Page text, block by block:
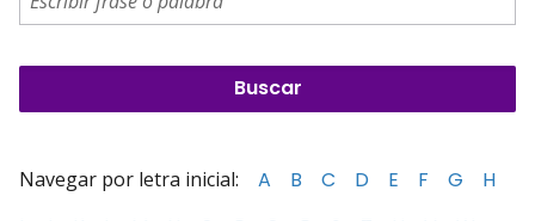
Navegar por letra inicial: A B C D E F G
H